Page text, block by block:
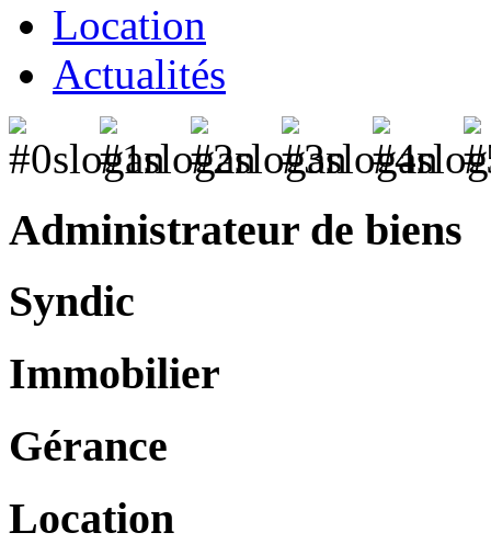
Location
Actualités
Administrateur de biens
Syndic
Immobilier
Gérance
Location